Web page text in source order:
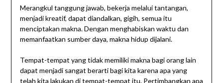
Merangkul tanggung jawab, bekerja melalui tantangan,
menjadi kreatif, dapat diandalkan, gigih, semua itu
menciptakan makna. Dengan menghabiskan waktu dan
memanfaatkan sumber daya, makna hidup dijalani.
Tempat-tempat yang tidak memiliki makna bagi orang lain
dapat menjadi sangat berarti bagi kita karena apa yang
telah kita lakukan di tempat-tempat itu. Pertimbangkan apa